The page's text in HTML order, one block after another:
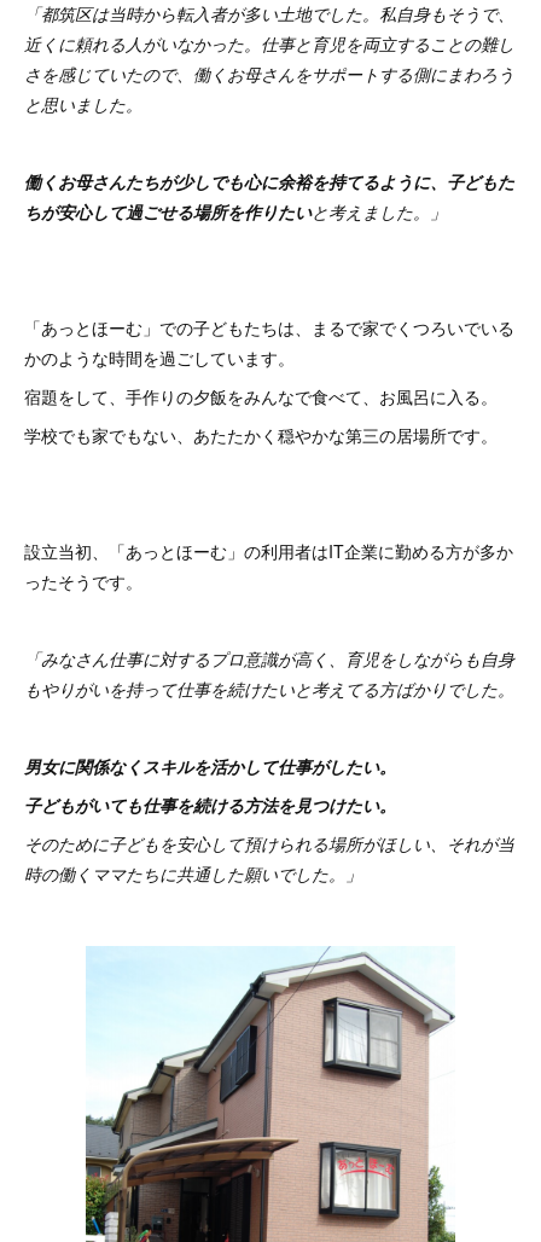
「都筑区は当時から転入者が多い土地でした。私自身もそうで、
近くに頼れる人がいなかった。仕事と育児を両立することの難し
さを感じていたので、働くお母さんをサポートする側にまわろう
と思いました。
働くお母さんたちが少しでも心に余裕を持てるように、子どもた
ちが安心して過ごせる場所を作りたいと考えました。」
「あっとほーむ」での子どもたちは、まるで家でくつろいでいる
かのような時間を過ごしています。
宿題をして、手作りの夕飯をみんなで食べて、お風呂に入る。
学校でも家でもない、あたたかく穏やかな第三の居場所です。
設立当初、「あっとほーむ」の利用者はIT企業に勤める方が多か
ったそうです。
「みなさん仕事に対するプロ意識が高く、育児をしながらも自身
もやりがいを持って仕事を続けたいと考えてる方ばかりでした。
男女に関係なくスキルを活かして仕事がしたい。
子どもがいても仕事を続ける方法を見つけたい。
そのために子どもを安心して預けられる場所がほしい、それが当
時の働くママたちに共通した願いでした。」